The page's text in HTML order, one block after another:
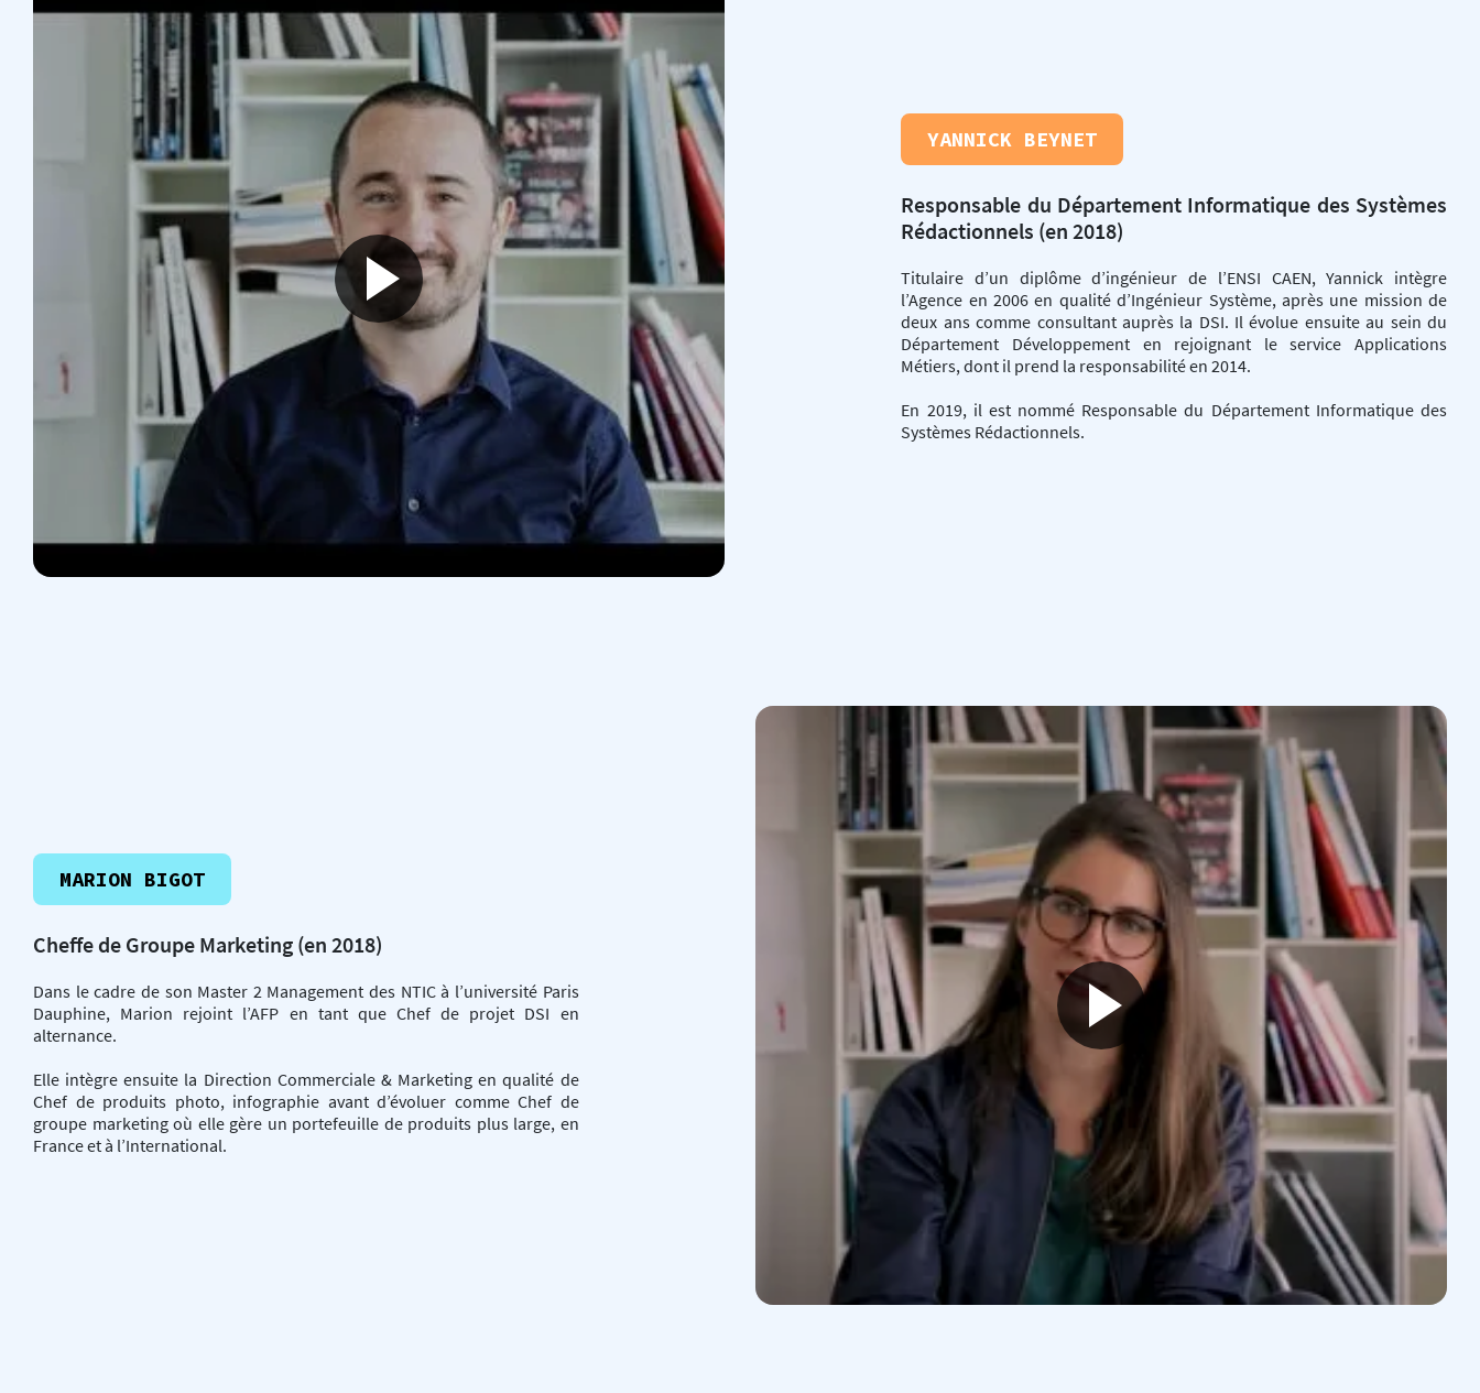
YANNICK BEYNET
Responsable du Département Informatique des Systèmes
Rédactionnels (en 2018)
Titulaire d’un diplôme d’ingénieur de l’ENSI CAEN, Yannick intègre
l’Agence en 2006 en qualité d’Ingénieur Système, après une mission de
deux ans comme consultant auprès la DSI. Il évolue ensuite au sein du
Département Développement en rejoignant le service Applications
Métiers, dont il prend la responsabilité en 2014.
En 2019, il est nommé Responsable du Département Informatique des
Systèmes Rédactionnels.
MARION BIGOT
Cheffe de Groupe Marketing (en 2018)
Dans le cadre de son Master 2 Management des NTIC à l’université Paris
Dauphine, Marion rejoint l’AFP en tant que Chef de projet DSI en
alternance.
Elle intègre ensuite la Direction Commerciale & Marketing en qualité de
Chef de produits photo, infographie avant d’évoluer comme Chef de
groupe marketing où elle gère un portefeuille de produits plus large, en
France et à l’International.